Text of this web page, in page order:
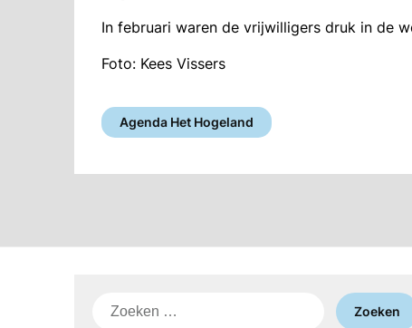
In februari waren de vrijwilligers druk in de
Foto: Kees Vissers
Agenda Het Hogeland
Zoeken